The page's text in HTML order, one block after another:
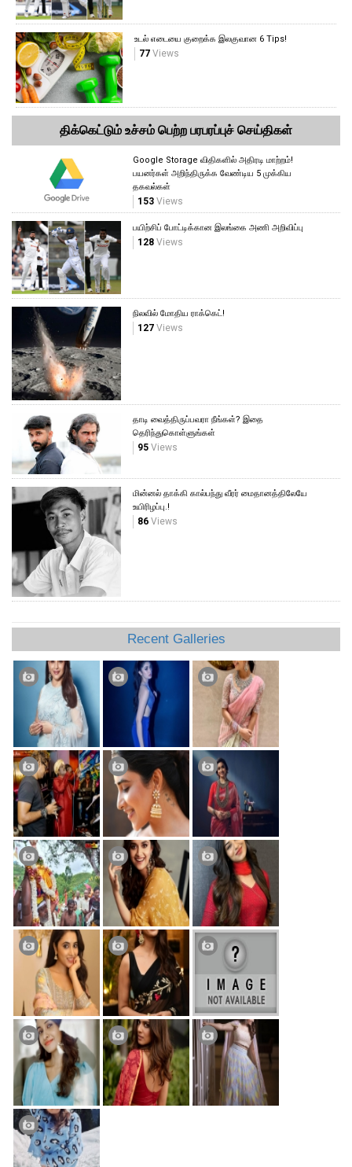
உடல் எடையை குறைக்க இலகுவான 6 Tips!
77Views
திக்கெட்டும் உச்சம் பெற்ற பரபரப்புச் செய்திகள்
Google Storage விதிகளில் அதிரடி மாற்றம்!
பயனர்கள் அறிந்திருக்க வேண்டிய 5 முக்கிய
தகவல்கள்
153 Views
பயிற்சிப் போட்டிக்கான இலங்கை அணி அறிவிப்பு
128 Views
நிலவில் மோதிய ராக்கெட்!
127 Views
தாடி வைத்திருப்பவரா நீங்கள்? இதை
தெரிந்துகொள்ளுங்கள்
95 Views
மின்னல் தாக்கி கால்பந்து வீரர் மைதானத்திலேயே
உயிரிழப்பு.!
86 Views
Recent Galleries